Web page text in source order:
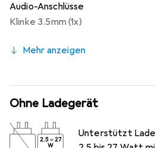
Audio-Anschlüsse
Klinke 3.5mm (1x)
Mehr anzeigen
Ohne Ladegerät
2.5–27
W
Unterstützt